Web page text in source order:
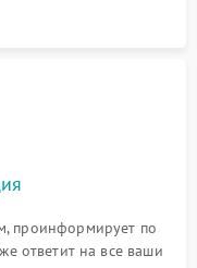
проинформирует по
ответит на все ваши